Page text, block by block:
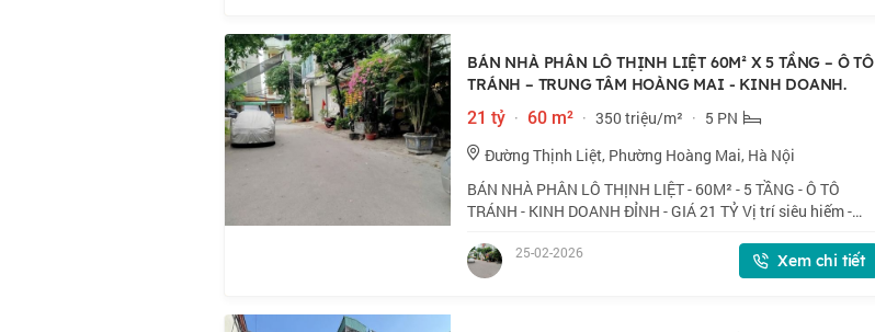
BÁN NHÀ PHÂN LÔ THỊNH LIỆT 60M² X 5 TẦNG – Ô TÔ
TRÁNH – TRUNG TÂM HOÀNG MAI - KINH DOANH.
21 tỷ · 60 m² · 350 triệu/m² · 5 PN
Đường Thịnh Liệt, Phường Hoàng Mai, Hà Nội
BÁN NHÀ PHÂN LÔ THỊNH LIỆT - 60M² - 5 TẦNG - Ô TÔ
TRÁNH - KINH DOANH ĐỈNH - GIÁ 21 TỶ Vị trí siêu hiếm -
doanh mọi loại hình Căn nhà nằm trong kh
25-02-2026 Xem chi tiết